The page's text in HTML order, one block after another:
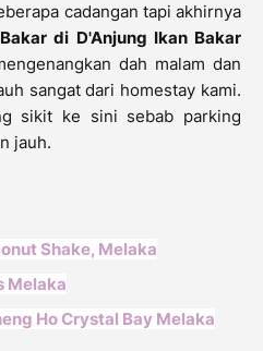
cadangan tapi akhirnya
di D'Anjung Ikan Bakar
dah malam dan
sangat dari homestay kami.
sikit ke sini sebab parking
jauh.
Shake, Melaka
Melaka
Ho Crystal Bay Melaka